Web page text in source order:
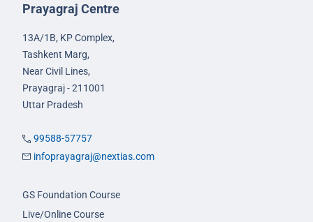
Prayagraj Centre
13A/1B, KP Complex,
Tashkent Marg,
Near Civil Lines,
Prayagraj - 211001
Uttar Pradesh
99588-57757
infoprayagraj@nextias.com
GS Foundation Course
Live/Online Course